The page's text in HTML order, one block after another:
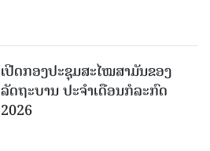
ເປີດກອງປະຊຸມສະໄໝສາມັນຂອງ
ລັດຖະບານ ປະຈໍາເດືອນກໍລະກົດ
2026